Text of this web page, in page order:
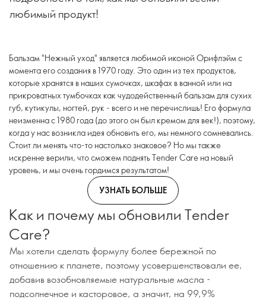
любимый продукт!
Бальзам "Нежный уход" является любимой иконой Орифлэйм с
момента его создания в 1970 году. Это один из тех продуктов,
которые хранятся в наших сумочках, шкафах в ванной или на
прикроватных тумбочках как чудодейственный бальзам для сухих
губ, кутикулы, ногтей, рук - всего и не перечислишь! Его формула
неизменна с 1980 года (до этого он был кремом для век!), поэтому,
когда у нас возникла идея обновить его, мы немного сомневались.
Стоит ли менять что-то настолько знаковое? Но мы также
искренне верили, что сможем поднять Tender Care на новый
уровень, и мы очень гордимся результатом!
УЗНАТЬ БОЛЬШЕ
Как и почему мы обновили Tender
Care?
Мы хотели сделать формулу более бережной по
отношению к планете, поэтому усовершенствовали ее,
добавив возобновляемые натуральные масла -
подсолнечное и касторовое, а значит, на 99,9%